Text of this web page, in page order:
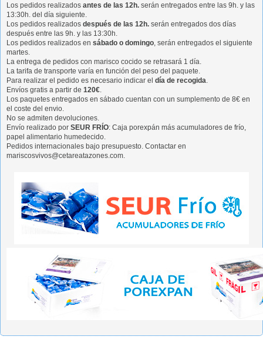
Los pedidos realizados antes de las 12h. serán entregados entre las 9h. y las
13:30h. del día siguiente.
Los pedidos realizados después de las 12h. serán entregados dos días
después entre las 9h. y las 13:30h.
Los pedidos realizados en sábado o domingo , serán entregados el siguiente
martes.
La entrega de pedidos con marisco cocido se retrasará 1 día.
La tarifa de transporte varía en función del peso del paquete.
Para realizar el pedido es necesario indicar el día de recogida
Envíos gratis a partir de 120€
Los paquetes entregados en sábado cuentan con un sumplemento de 8€ en
el coste del envio.
No se admiten devoluciones.
Envío realizado por SEUR FRÍO: Caja porexpán más acumuladores de frío,
papel alimentario humedecido.
Pedidos internacionales bajo presupuesto. Contactar en
mariscosvivos@cetareatazones.com.